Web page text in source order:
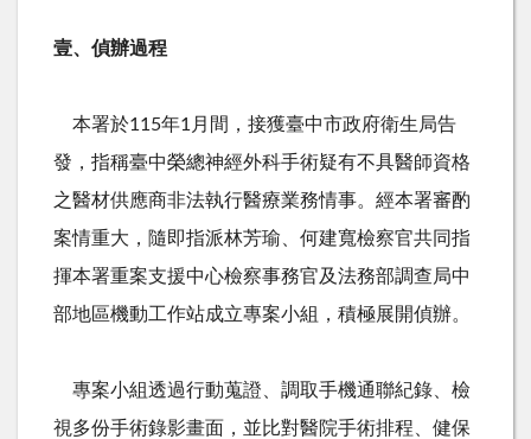
壹、偵辦過程
本署於115年1 月間，接獲臺中市政府衛生局告
發，指稱臺中榮總神經外科手術疑有不具醫師資格
之醫材供應商非法執行醫療業務情事。經本署審酌
案情重大，隨即指派林芳瑜、何建寬檢察官共同指
揮本署重案支援中心檢察事務官及法務部調查局中
部地區機動工作站成立專案小組，積極展開偵辦。
專案小組透過行動蒐證、調取手機通聯紀錄、檢
視多份手術錄影畫面，並比對醫院手術排程、健保